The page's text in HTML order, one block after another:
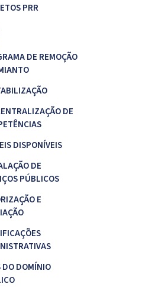
PRR
DE REMOÇÃO
DE
DISPONÍVEIS
DE
PÚBLICOS
E
DO DOMÍNIO